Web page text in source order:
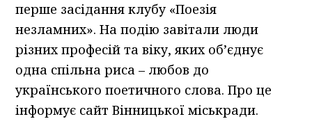
перше засідання клубу «Поезія
незламних». На подію завітали люди
різних професій та віку, яких об’єднує
одна спільна риса – любов до
українського поетичного слова. Про це
інформує сайт Вінницької міськради.